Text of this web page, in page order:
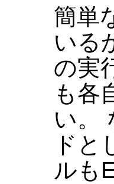
簡単
いる
の実
も各
い。
ドと
ルも